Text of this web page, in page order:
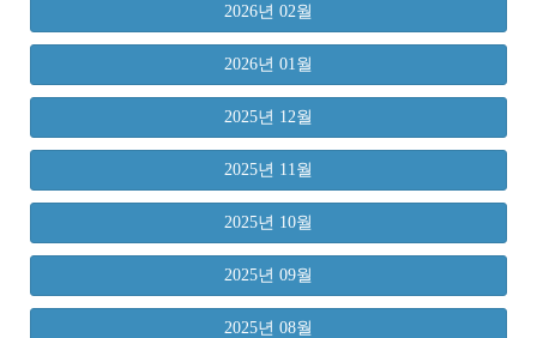
2026년 02월
2026년 01월
2025년 12월
2025년 11월
2025년 10월
2025년 09월
2025년 08월